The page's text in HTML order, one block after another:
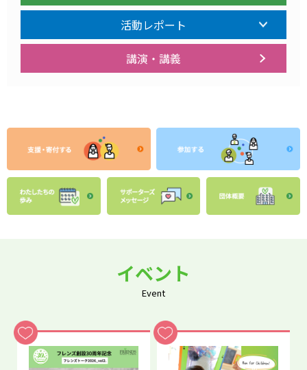
活動レポート
講演・講義
イベント
Event